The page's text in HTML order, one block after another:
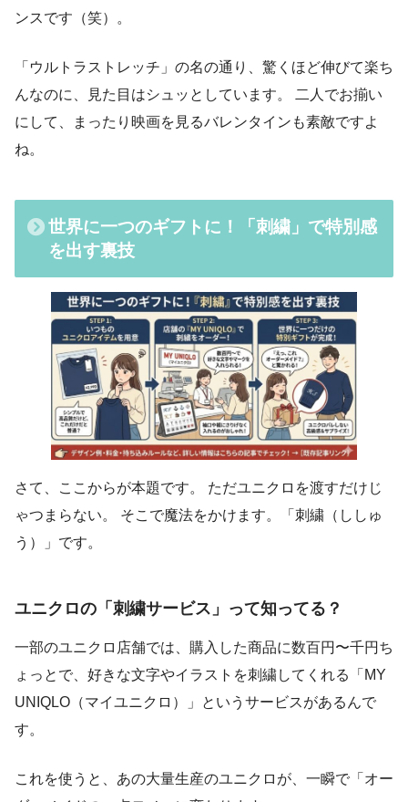
ンスです（笑）。
「ウルトラストレッチ」の名の通り、驚くほど伸びて楽ち
んなのに、見た目はシュッとしています。 二人でお揃い
にして、まったり映画を見るバレンタインも素敵ですよ
ね。
世界に一つのギフトに！「刺繍」で特別感
を出す裏技
さて、ここからが本題です。 ただユニクロを渡すだけじ
ゃつまらない。 そこで魔法をかけます。「刺繍（ししゅ
う）」です。
ユニクロの「刺繍サービス」って知ってる？
一部のユニクロ店舗では、購入した商品に数百円〜千円ち
ょっとで、好きな文字やイラストを刺繍してくれる「MY
UNIQLO（マイユニクロ）」というサービスがあるんで
す。
これを使うと、あの大量生産のユニクロが、一瞬で「オー